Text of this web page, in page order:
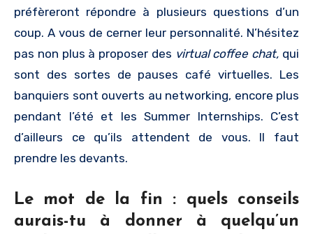
préfèreront répondre à plusieurs questions d’un
coup. A vous de cerner leur personnalité. N’hésitez
pas non plus à proposer des virtual coffee chat, qui
sont des sortes de pauses café virtuelles. Les
banquiers sont ouverts au networking, encore plus
pendant l’été et les Summer Internships. C’est
d’ailleurs ce qu’ils attendent de vous. Il faut
prendre les devants.
Le mot de la fin : quels conseils
aurais-tu à donner à quelqu’un